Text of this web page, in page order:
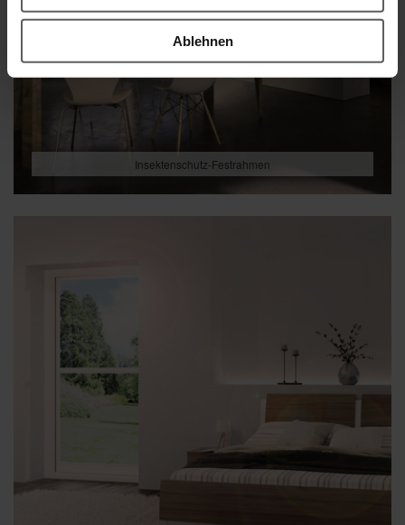
Ablehnen
Insektenschutz-Festrahmen